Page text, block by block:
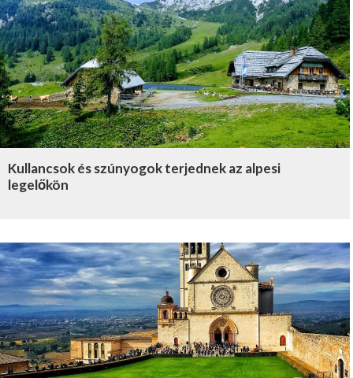
Kullancsok és szúnyogok terjednek az alpesi
legelőkön